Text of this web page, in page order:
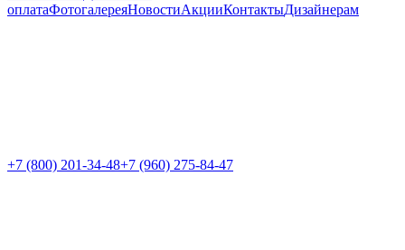
оплатаФотогалереяНовостиАкцииКонтактыДизайнерам
+7 (800) 201-34-48+7 (960) 275-84-47